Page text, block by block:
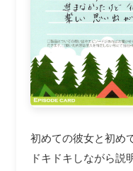
初めての彼女と初
ドキドキしながら説